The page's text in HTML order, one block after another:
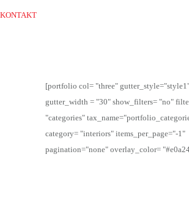
KONTAKT
[portfolio col= "three"
gutter_width = "30" show_filters= "no"
"categories"
category= "interiors" items_per_page="-1"
pagination="none" overlay_color=